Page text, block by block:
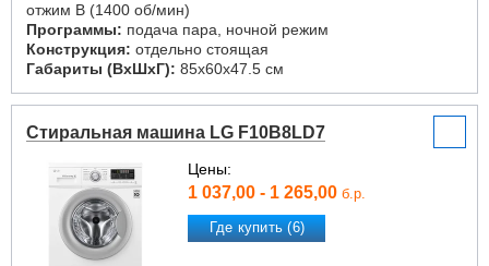
отжим B (1400 об/мин)
Программы: подача пара, ночной режим
Конструкция: отдельно стоящая
Габариты (ВxШxГ): 85x60x47.5 см
Стиральная машина LG F10B8LD7
Цены:
1 037,00 - 1 265,00 б.р.
Где купить (6)